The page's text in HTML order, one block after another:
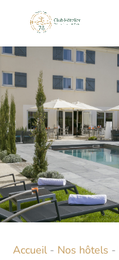
Accueil- Nos hôtels -